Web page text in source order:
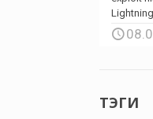
ТЭГИ